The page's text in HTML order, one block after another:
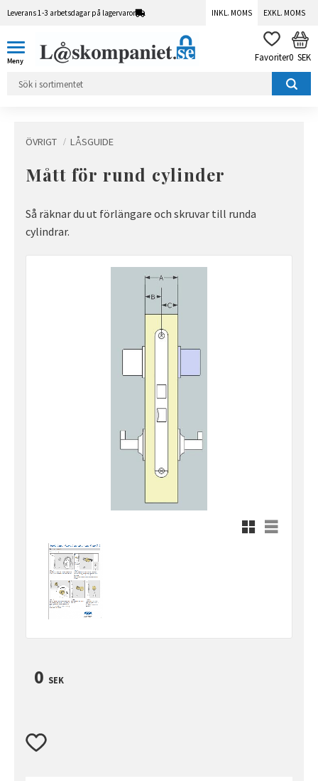
Leverans 1-3 arbetsdagar på lagervaror INKL. MOMS EXKL. MOMS
FAVORITER
0 SEK
ÖVRIGT LÅSGUIDE
Mått för rund cylinder
Så räknar du ut förlängare och skruvar till runda
cylindrar.
Rutnätsvy
Listvy
0 SEK
Lägg till i favoriter